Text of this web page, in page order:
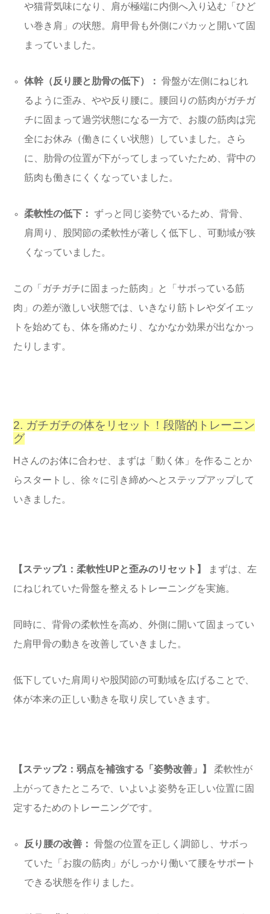
や猫背気味になり、肩が極端に内側へ入り込む「ひど
い巻き肩」の状態。肩甲骨も外側にパカッと開いて固
まっていました。
体幹（反り腰と肋骨の低下）： 骨盤が左側にねじれ
るように歪み、やや反り腰に。腰回りの筋肉がガチガ
チに固まって過労状態になる一方で、お腹の筋肉は完
全にお休み（働きにくい状態）していました。さら
に、肋骨の位置が下がってしまっていたため、背中の
筋肉も働きにくくなっていました。
柔軟性の低下： ずっと同じ姿勢でいるため、背骨、
肩周り、股関節の柔軟性が著しく低下し、可動域が狭
くなっていました。
この「ガチガチに固まった筋肉」と「サボっている筋
肉」の差が激しい状態では、いきなり筋トレやダイエッ
トを始めても、体を痛めたり、なかなか効果が出なかっ
たりします。
2. ガチガチの体をリセット！段階的トレーニン
グ
Hさんのお体に合わせ、まずは「動く体」を作ることか
らスタートし、徐々に引き締めへとステップアップして
いきました。
【ステップ1：柔軟性UPと歪みのリセット】
まずは、左
にねじれていた骨盤を整えるトレーニングを実施。
同時に、背骨の柔軟性を高め、外側に開いて固まってい
た肩甲骨の動きを改善していきました。
低下していた肩周りや股関節の可動域を広げることで、
体が本来の正しい動きを取り戻していきます。
【ステップ2：弱点を補強する「姿勢改善」】
柔軟性が
上がってきたところで、いよいよ姿勢を正しい位置に固
定するためのトレーニングです。
反り腰の改善： 骨盤の位置を正しく調節し、サボっ
ていた「お腹の筋肉」がしっかり働いて腰をサポート
できる状態を作りました。